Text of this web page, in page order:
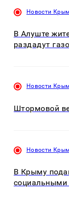
Новости
В Алуште
раздадут
Новости
Штормовой
Новости
В Крыму